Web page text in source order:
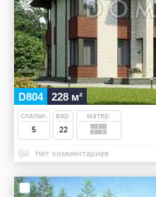
D804 228 м²
спальн.
5
вар.
22
матер.
Нет комментариев